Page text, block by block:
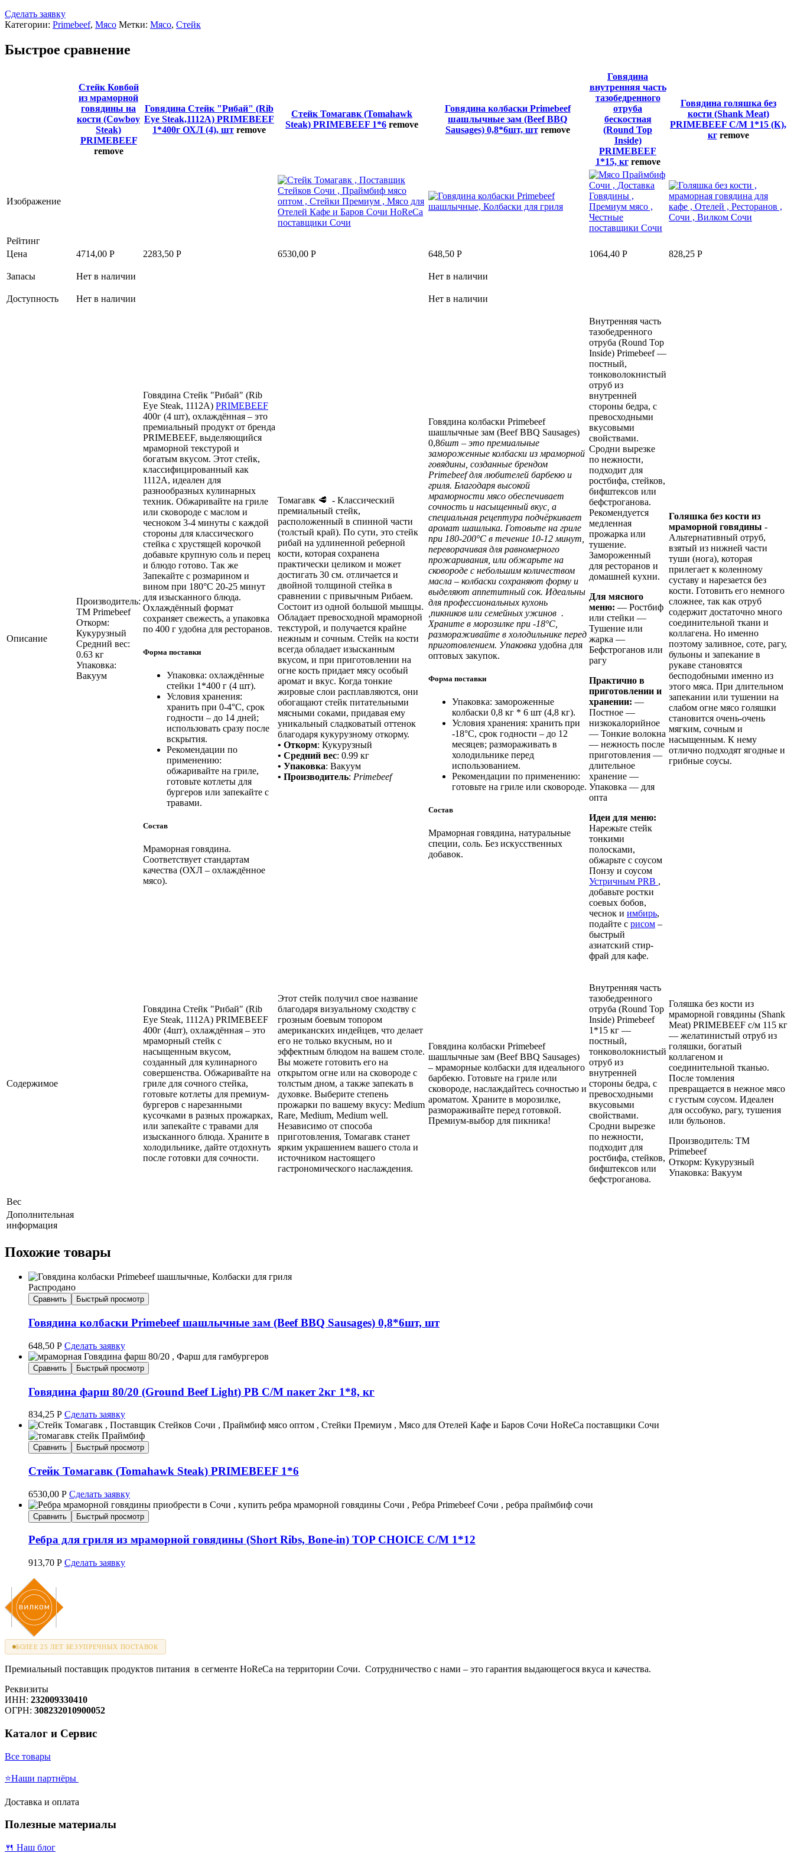
Сделать заявку
Категории: Primebeef, Мясо Метки: Мясо, Стейк
Быстрое сравнение
Стейк Ковбой
из мраморной
говядины на
кости (Cowboy
Steak)
PRIMEBEEF
remove
Говядина Стейк "Рибай" (Rib
Eye Steak,1112А) PRIMEBEEF
1*400г ОХЛ (4), шт remove
Стейк Томагавк (Tomahawk
Steak) PRIMEBEEF 1*6 remove
Говядина колбаски Primebeef
шашлычные зам (Beef BBQ
Sausages) 0,8*6шт, шт remove
Говядина
внутренняя часть
тазобедренного
отруба
бескостная
(Round Top
Inside)
PRIMEBEEF
1*15, кг remove
Говядина голяшка без
кости (Shank Meat)
PRIMEBEEF С/М 1*15 (К),
кг remove
Изображение
Рейтинг
Цена
4714,00 Р 2283,50 Р 6530,00 Р 648,50 Р 1064,40 Р 828,25 Р
Запасы Нет в наличии Нет в наличии
Доступность Нет в наличии Нет в наличии
Описание
Производитель:
ТМ Primebeef
Откорм:
Кукурузный
Средний вес:
0.63 кг
Упаковка:
Вакуум
Говядина Стейк "Рибай" (Rib
Eye Steak, 1112А) PRIMEBEEF
400г (4 шт), охлаждённая – это
премиальный продукт от бренда
PRIMEBEEF, выделяющийся
мраморной текстурой и
богатым вкусом. Этот стейк,
классифицированный как
1112А, идеален для
разнообразных кулинарных
техник. Обжаривайте на гриле
или сковороде с маслом и
чесноком 3-4 минуты с каждой
стороны для классического
стейка с хрустящей корочкой
добавьте крупную соль и перец
и блюдо готово. Так же
Запекайте с розмарином и
вином при 180°C 20-25 минут
для изысканного блюда.
Охлаждённый формат
сохраняет свежесть, а упаковка
по 400 г удобна для ресторанов.
Форма поставки
Упаковка: охлаждённые
стейки 1*400 г (4 шт).
Условия хранения:
хранить при 0-4°C, срок
годности – до 14 дней;
использовать сразу после
вскрытия.
Рекомендации по
применению:
обжаривайте на гриле,
готовьте котлеты для
бургеров или запекайте с
травами.
Состав
Мраморная говядина.
Соответствует стандартам
качества (ОХЛ – охлаждённое
мясо).
Томагавк 🥩 - Классический
премиальный стейк,
расположенный в спинной части
(толстый край). По сути, это стейк
рибай на удлиненной реберной
кости, которая сохранена
практически целиком и может
достигать 30 см. отличается и
двойной толщиной стейка в
сравнении с привычным Рибаем.
Состоит из одной большой мышцы.
Обладает превосходной мраморной
текстурой, и получается крайне
нежным и сочным. Стейк на кости
всегда обладает изысканным
вкусом, и при приготовлении на
огне кость придает мясу особый
аромат и вкус. Когда тонкие
жировые слои расплавляются, они
обогащают стейк питательными
мясными соками, придавая ему
уникальный сладковатый оттенок
благодаря кукурузному откорму.
• Откорм: Кукурузный
• Средний вес: 0.99 кг
• Упаковка: Вакуум
• Производитель: Primebeef
Говядина колбаски Primebeef
шашлычные зам (Beef BBQ Sausages)
0,86шт – это премиальные
замороженные колбаски из мраморной
говядины, созданные брендом
Primebeef для любителей барбекю и
гриля. Благодаря высокой
мраморности мясо обеспечивает
сочность и насыщенный вкус, а
специальная рецептура подчёркивает
аромат шашлыка. Готовьте на гриле
при 180-200°C в течение 10-12 минут,
переворачивая для равномерного
прожаривания, или обжарьте на
сковороде с небольшим количеством
масла – колбаски сохраняют форму и
выделяют аппетитный сок. Идеальны
для профессиональных кухонь
,пикников или семейных ужинов .
Храните в морозилке при -18°C,
размораживайте в холодильнике перед
приготовлением. Упаковка удобна для
оптовых закупок.
Форма поставки
Упаковка: замороженные
колбаски 0,8 кг * 6 шт (4,8 кг).
Условия хранения: хранить при
-18°C, срок годности – до 12
месяцев; размораживать в
холодильнике перед
использованием.
Рекомендации по применению:
готовьте на гриле или сковороде.
Состав
Мраморная говядина, натуральные
специи, соль. Без искусственных
добавок.
Внутренняя часть
тазобедренного
отруба (Round Top
Inside) Primebeef —
постный,
тонковолокнистый
отруб из
внутренней
стороны бедра, с
превосходными
вкусовыми
свойствами.
Сродни вырезке
по нежности,
подходит для
ростбифа, стейков,
бифштексов или
бефстроганова.
Рекомендуется
медленная
прожарка или
тушение.
Замороженный
для ресторанов и
домашней кухни.
Для мясного
меню: — Ростбиф
или стейки —
Тушение или
жарка —
Бефстроганов или
рагу
Практично в
приготовлении и
хранении: —
Постное —
низкокалорийное
— Тонкие волокна
— нежность после
приготовления —
длительное
хранение —
Упаковка — для
опта
Идеи для меню:
Нарежьте стейк
тонкими
полосками,
обжарьте с соусом
Понзу и соусом
Устричным PRB ,
добавьте ростки
соевых бобов,
чеснок и имбирь,
подайте с рисом –
быстрый
азиатский стир-
фрай для кафе.
Голяшка без кости из
мраморной говядины -
Альтернативный отруб,
взятый из нижней части
туши (нога), которая
прилегает к коленному
суставу и нарезается без
кости. Готовить его немного
сложнее, так как отруб
содержит достаточно много
соединительной ткани и
коллагена. Но именно
поэтому заливное, соте, рагу,
бульоны и запекание в
рукаве становятся
бесподобными именно из
этого мяса. При длительном
запекании или тушении на
слабом огне мясо голяшки
становится очень-очень
мягким, сочным и
насыщенным. К нему
отлично подходят ягодные и
грибные соусы.
Содержимое
Говядина Стейк "Рибай" (Rib
Eye Steak, 1112А) PRIMEBEEF
400г (4шт), охлаждённая – это
мраморный стейк с
насыщенным вкусом,
созданный для кулинарного
совершенства. Обжаривайте на
гриле для сочного стейка,
готовьте котлеты для премиум-
бургеров с нарезанными
кусочками в разных прожарках,
или запекайте с травами для
изысканного блюда. Храните в
холодильнике, дайте отдохнуть
после готовки для сочности.
Этот стейк получил свое название
благодаря визуальному сходству с
грозным боевым топором
американских индейцев, что делает
его не только вкусным, но и
эффектным блюдом на вашем столе.
Вы можете готовить его на
открытом огне или на сковороде с
толстым дном, а также запекать в
духовке. Выберите степень
прожарки по вашему вкусу: Medium
Rare, Medium, Medium well.
Независимо от способа
приготовления, Томагавк станет
ярким украшением вашего стола и
источником настоящего
гастрономического наслаждения.
Говядина колбаски Primebeef
шашлычные зам (Beef BBQ Sausages)
– мраморные колбаски для идеального
барбекю. Готовьте на гриле или
сковороде, наслаждайтесь сочностью и
ароматом. Храните в морозилке,
размораживайте перед готовкой.
Премиум-выбор для пикника!
Внутренняя часть
тазобедренного
отруба (Round Top
Inside) Primebeef
1*15 кг —
постный,
тонковолокнистый
отруб из
внутренней
стороны бедра, с
превосходными
вкусовыми
свойствами.
Сродни вырезке
по нежности,
подходит для
ростбифа, стейков,
бифштексов или
бефстроганова.
Голяшка без кости из
мраморной говядины (Shank
Meat) PRIMEBEEF с/м 115 кг
— желатинистый отруб из
голяшки, богатый
коллагеном и
соединительной тканью.
После томления
превращается в нежное мясо
с густым соусом. Идеален
для оссобуко, рагу, тушения
или бульонов.
Производитель: ТМ
Primebeef
Откорм: Кукурузный
Упаковка: Вакуум
Вес
Дополнительная
информация
Похожие товары
Распродано
Сравнить Быстрый просмотр
Говядина колбаски Primebeef шашлычные зам (Beef BBQ Sausages) 0,8*6шт, шт
648,50 Р Сделать заявку
Сравнить Быстрый просмотр
Говядина фарш 80/20 (Ground Beef Light) PB С/М пакет 2кг 1*8, кг
834,25 Р Сделать заявку
Сравнить Быстрый просмотр
Стейк Томагавк (Tomahawk Steak) PRIMEBEEF 1*6
6530,00 Р Сделать заявку
Сравнить Быстрый просмотр
Ребра для гриля из мраморной говядины (Short Ribs, Bone-in) TOP CHOICE С/М 1*12
913,70 Р Сделать заявку
БОЛЕЕ 25 ЛЕТ БЕЗУПРЕЧНЫХ ПОСТАВОК
Премиальный поставщик продуктов питания в сегменте HoReCa на территории Сочи. Сотрудничество с нами – это гарантия выдающегося вкуса и качества.
Реквизиты
ИНН: 232009330410
ОГРН: 308232010900052
Каталог и Сервис
Все товары
⭐Наши партнёры
Доставка и оплата
Полезные материалы
🍴 Наш блог